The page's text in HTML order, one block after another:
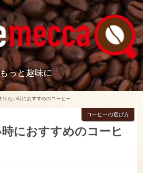
っと趣味に
りたい時におすすめのコーヒー
におすすめのコーヒ
コーヒーの選び方